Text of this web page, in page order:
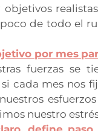
de todo el
por mes
fuerzas se
cada mes nos
nuestro